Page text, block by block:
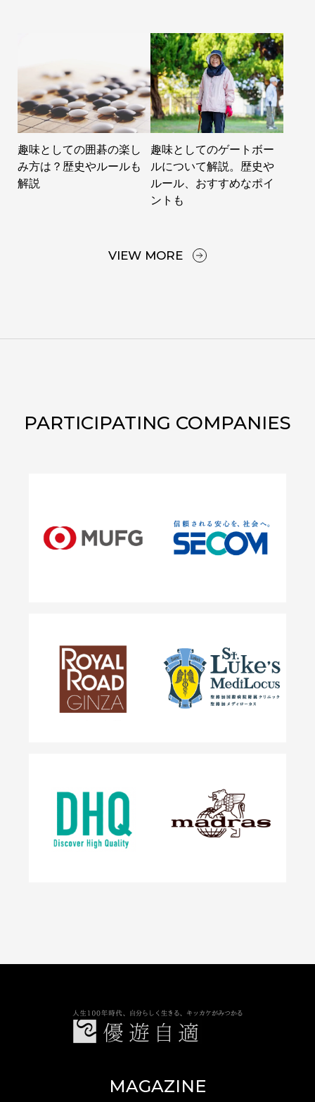
趣味としての囲碁の楽し
み方は？歴史やルールも
解説
趣味としてのゲートボー
ルについて解説。歴史や
ルール、おすすめなポイ
ントも
VIEW MORE
PARTICIPATING COMPANIES
MAGAZINE